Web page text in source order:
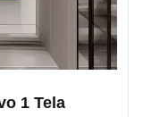
1 Tela